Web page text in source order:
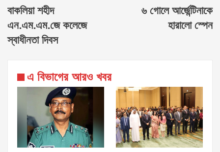
বাকলিয়া শহীদ
এন.এম.এম.জে কলেজে
স্বাধীনতা দিবস
৬ গোলে আর্জেন্টিনাকে
হারালো স্পেন
এ বিভাগের আরও খবর